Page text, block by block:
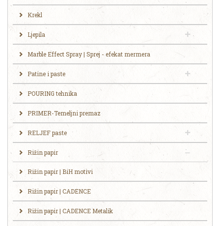
Krekl
Ljepila
Marble Effect Spray | Sprej - efekat mermera
Patine i paste
POURING tehnika
PRIMER-Temeljni premaz
RELJEF paste
Rižin papir
Rižin papir | BiH motivi
Rižin papir | CADENCE
Rižin papir | CADENCE Metalik